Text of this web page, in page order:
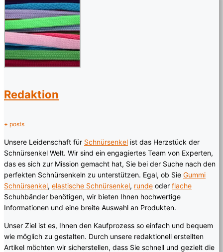
Redaktion
+ posts
Unsere Leidenschaft für Schnürsenkel ist das Herzstück der
Schnürsenkel Welt. Wir sind ein engagiertes Team von Experten,
das es sich zur Mission gemacht hat, Sie bei der Suche nach den
perfekten Schnürsenkeln zu unterstützen. Egal, ob Sie Gummi
Schnürsenkel, elastische Schnürsenkel, runde oder flache
Schuhbänder benötigen, wir bieten Ihnen hochwertige
Informationen und eine breite Auswahl an Produkten.
Unser Ziel ist es, Ihnen den Kaufprozess so einfach und bequem
wie möglich zu gestalten. Durch unsere redaktionell erstellten
Artikel möchten wir sicherstellen, dass Sie schnell und gezielt die